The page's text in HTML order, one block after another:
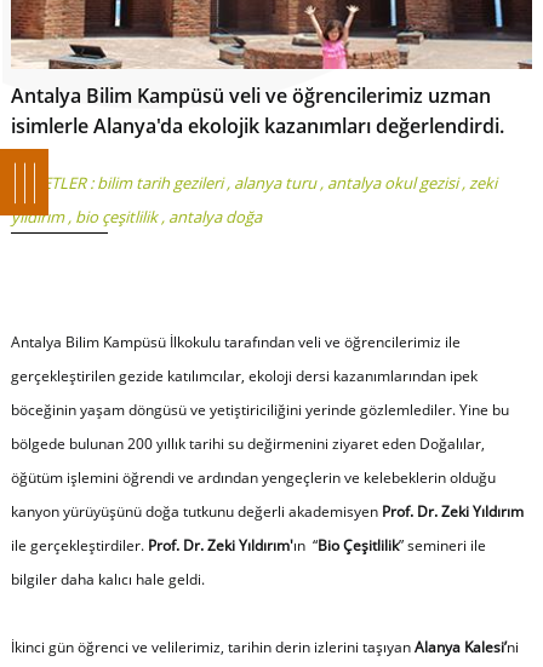
Antalya Bilim Kampüsü veli ve öğrencilerimiz uzman
isimlerle Alanya'da ekolojik kazanımları değerlendirdi.
ETİKETLER :bilim tarih gezileri, alanya turu, antalya okul gezisi, zeki
yıldırım, bio çeşitlilik, antalya doğa
Antalya Bilim Kampüsü İlkokulu tarafından veli ve öğrencilerimiz ile
gerçekleştirilen gezide katılımcılar, ekoloji dersi kazanımlarından ipek
böceğinin yaşam döngüsü ve yetiştiriciliğini yerinde gözlemlediler. Yine bu
bölgede bulunan 200 yıllık tarihi su değirmenini ziyaret eden Doğalılar,
öğütüm işlemini öğrendi ve ardından yengeçlerin ve kelebeklerin olduğu
kanyon yürüyüşünü doğa tutkunu değerli akademisyen Prof. Dr. Zeki Yıldırım
ile gerçekleştirdiler.Prof. Dr. Zeki Yıldırım'ın “Bio Çeşitlilik” semineri ile
bilgiler daha kalıcı hale geldi.
İkinci gün öğrenci ve velilerimiz, tarihin derin izlerini taşıyanAlanya Kalesi’ni